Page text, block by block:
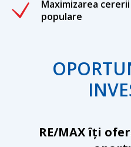
Maximizarea
populare
RE/MAX îți